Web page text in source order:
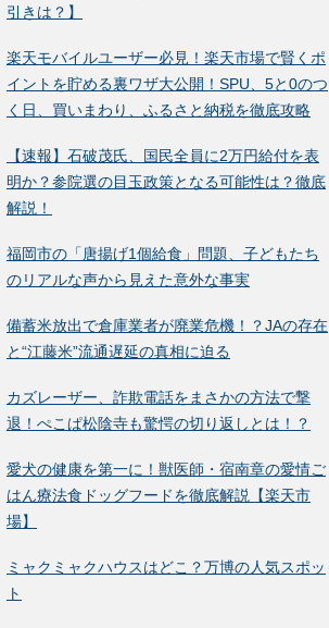
引きは？】
楽天モバイルユーザー必見！楽天市場で賢くポ
イントを貯める裏ワザ大公開！SPU、5と0のつ
く日、買いまわり、ふるさと納税を徹底攻略
【速報】石破茂氏、国民全員に2万円給付を表
明か？参院選の目玉政策となる可能性は？徹底
解説！
福岡市の「唐揚げ1個給食」問題、子どもたち
のリアルな声から見えた意外な事実
備蓄米放出で倉庫業者が廃業危機！？JAの存在
と“江藤米”流通遅延の真相に迫る
カズレーザー、詐欺電話をまさかの方法で撃
退！ぺこぱ松陰寺も驚愕の切り返しとは！？
愛犬の健康を第一に！獣医師・宿南章の愛情ご
はん療法食ドッグフードを徹底解説【楽天市
場】
ミャクミャクハウスはどこ？万博の人気スポッ
ト